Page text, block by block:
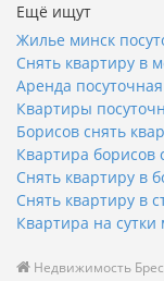
Ещё ищут
Жилье минск
Снять квартиру в
Аренда
Квартиры
Борисов снять
Квартира борисов
Снять квартиру в
Снять квартиру в
Квартира на сутки
Недвижимость